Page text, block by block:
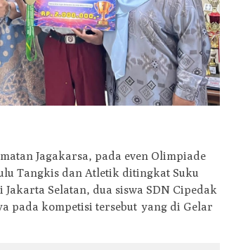
Jagakarsa, pada even Olimpiade
Tangkis dan Atletik ditingkat Suku
Selatan, dua siswa SDN Cipedak
pada kompetisi tersebut yang di Gelar